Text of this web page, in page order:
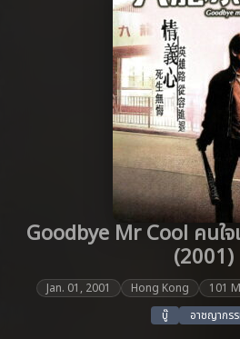
Goodbye Mr Cool คนใจ
(2001)
Jan. 01, 2001 Hong Kong 101
บู๊
อาชญากร